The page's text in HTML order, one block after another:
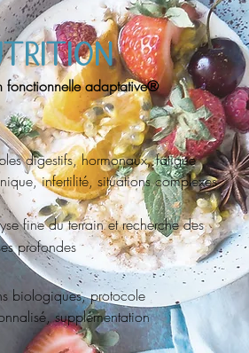
fonctionnelle adaptative®
fine du terrain et recherche des
profondes
biologiques, protocole
supplémentation
digestifs, hormonaux, fatigue
infertilité, situations complexes